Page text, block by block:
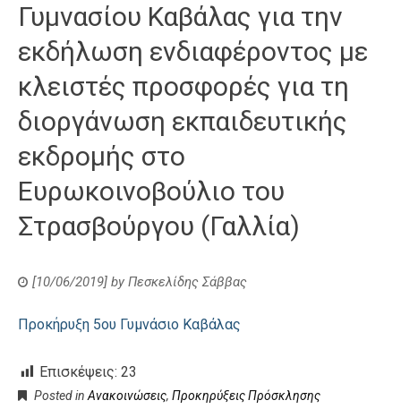
Γυμνασίου Καβάλας για την
εκδήλωση ενδιαφέροντος με
κλειστές προσφορές για τη
διοργάνωση εκπαιδευτικής
εκδρομής στο
Ευρωκοινοβούλιο του
Στρασβούργου (Γαλλία)
[10/06/2019] by Πεσκελίδης Σάββας
Προκήρυξη 5ου Γυμνάσιο Καβάλας
Επισκέψεις: 23
Posted in Ανακοινώσεις, Προκηρύξεις Πρόσκλησης